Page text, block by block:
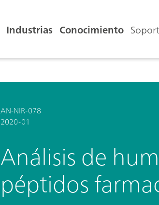
Industrias Conocimiento
AN-NIR-078
2020-01
Análisis de
péptidos